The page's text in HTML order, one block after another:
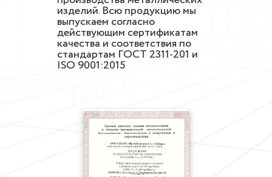
изделий. Всю продукцию мы
выпускаем согласно
действующим сертификатам
качества и соответствия по
стандартам ГОСТ 2311-201 и
ISO 9001:2015